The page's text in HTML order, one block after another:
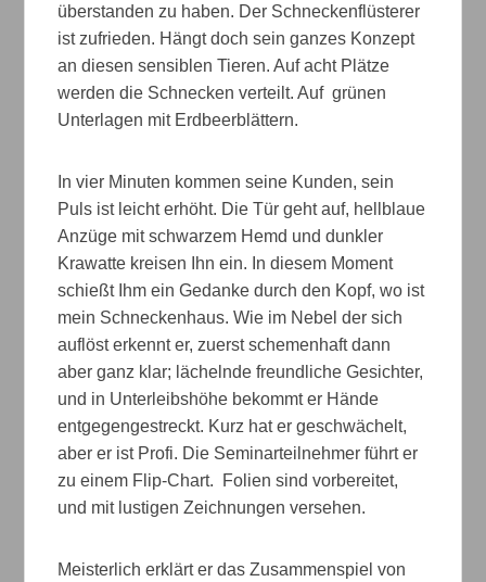
überstanden zu haben. Der Schneckenflüsterer
ist zufrieden. Hängt doch sein ganzes Konzept
an diesen sensiblen Tieren. Auf acht Plätze
werden die Schnecken verteilt. Auf grünen
Unterlagen mit Erdbeerblättern.
In vier Minuten kommen seine Kunden, sein
Puls ist leicht erhöht. Die Tür geht auf, hellblaue
Anzüge mit schwarzem Hemd und dunkler
Krawatte kreisen Ihn ein. In diesem Moment
schießt Ihm ein Gedanke durch den Kopf, wo ist
mein Schneckenhaus. Wie im Nebel der sich
auflöst erkennt er, zuerst schemenhaft dann
aber ganz klar; lächelnde freundliche Gesichter,
und in Unterleibshöhe bekommt er Hände
entgegengestreckt. Kurz hat er geschwächelt,
aber er ist Profi. Die Seminarteilnehmer führt er
zu einem Flip-Chart. Folien sind vorbereitet,
und mit lustigen Zeichnungen versehen.
Meisterlich erklärt er das Zusammenspiel von